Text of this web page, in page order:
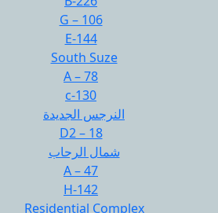
G – 106
E-144
South Suze
A – 78
c-130
النرجس الجديدة
D2 – 18
شمال الرحاب
A – 47
H-142
Residential Complex